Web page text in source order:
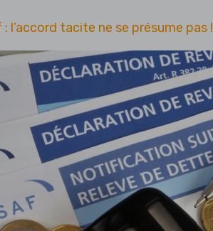
l’accord tacite ne se présume pas !